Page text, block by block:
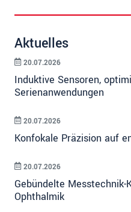
Aktuelles
Induktive Sensoren,
Serienanwendungen
20.07.2026
Konfokale Präzision auf
20.07.2026
Gebündelte
Ophthalmik
20.07.2026